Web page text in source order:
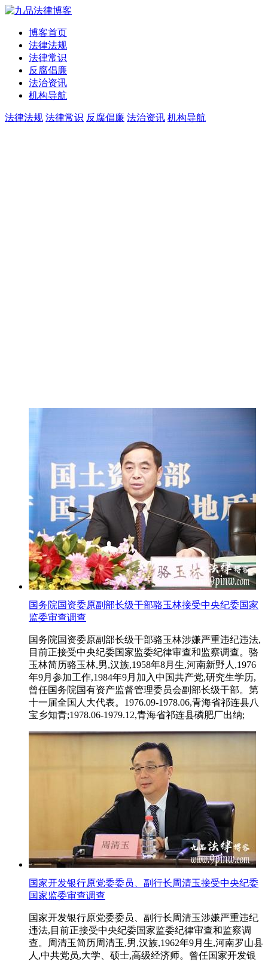
博客首页
法律法规
法律常识
反腐倡廉
法治资讯
机构导航
法律法规 法律常识 反腐倡廉 法治资讯 机构导航
国务院国资委原副部长级干部骆玉林接受中央纪委国家
监委审查调查
国务院国资委原副部长级干部骆玉林涉嫌严重违纪违法,
目前正接受中央纪委国家监委纪律审查和监察调查。骆
玉林简历骆玉林,男,汉族,1958年8月生,河南新野人,1976
年9月参加工作,1984年9月加入中国共产党,研究生学历,
曾任国务院国有资产监督管理委员会副部长级干部。第
十一届全国人大代表。1976.09-1978.06,青海省祁连县八
宝乡知青;1978.06-1979.12,青海省祁连县磷肥厂出纳;
国家开发银行原党委委员、副行长周清玉接受中央纪委
国家监委审查调查
国家开发银行原党委委员、副行长周清玉涉嫌严重违纪
违法,目前正接受中央纪委国家监委纪律审查和监察调
查。周清玉简历周清玉,男,汉族,1962年9月生,河南罗山县
人,中共党员,大学、硕士,高级经济师。曾任国家开发银